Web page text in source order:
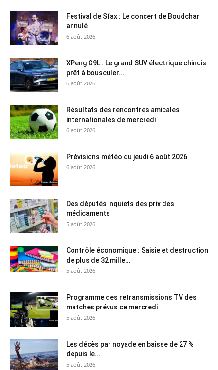
Festival de Sfax : Le concert de Boudchar
annulé
6 août 2026
XPeng G9L : Le grand SUV électrique chinois
prêt à bousculer...
6 août 2026
Résultats des rencontres amicales
internationales de mercredi
6 août 2026
Prévisions météo du jeudi 6 août 2026
6 août 2026
Des députés inquiets des prix des
médicaments
5 août 2026
Contrôle économique : Saisie et destruction
de plus de 32 mille...
5 août 2026
Programme des retransmissions TV des
matches prévus ce mercredi
5 août 2026
Les décès par noyade en baisse de 27 %
depuis le...
5 août 2026